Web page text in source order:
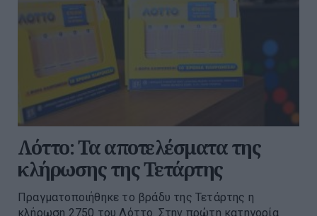
Λόττο: Τα αποτελέσματα της
κλήρωσης της Τετάρτης
Πραγματοποιήθηκε το βράδυ της Τετάρτης η
κλήρωση 2750 του Λόττο. Στην πρώτη κατηγορία